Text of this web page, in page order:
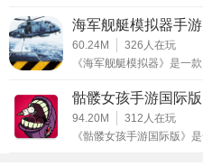
4. 成就和奖励系统：游戏设
家可以通过完成任务和挑战来
5. 地图系统：游戏中有多个
山区等，每个地图都有不同
海军舰艇模拟器手游
60.24M 326 人在玩
《海军舰艇模拟器》是一
骷髅女孩手游国际版
94.20M 312 人在玩
《骷髅女孩手游国际版》